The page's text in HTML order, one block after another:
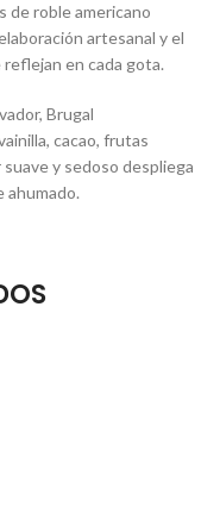
de roble americano
artesanal y el
en cada gota.
Brugal
cacao, frutas
y sedoso despliega
ahumado.